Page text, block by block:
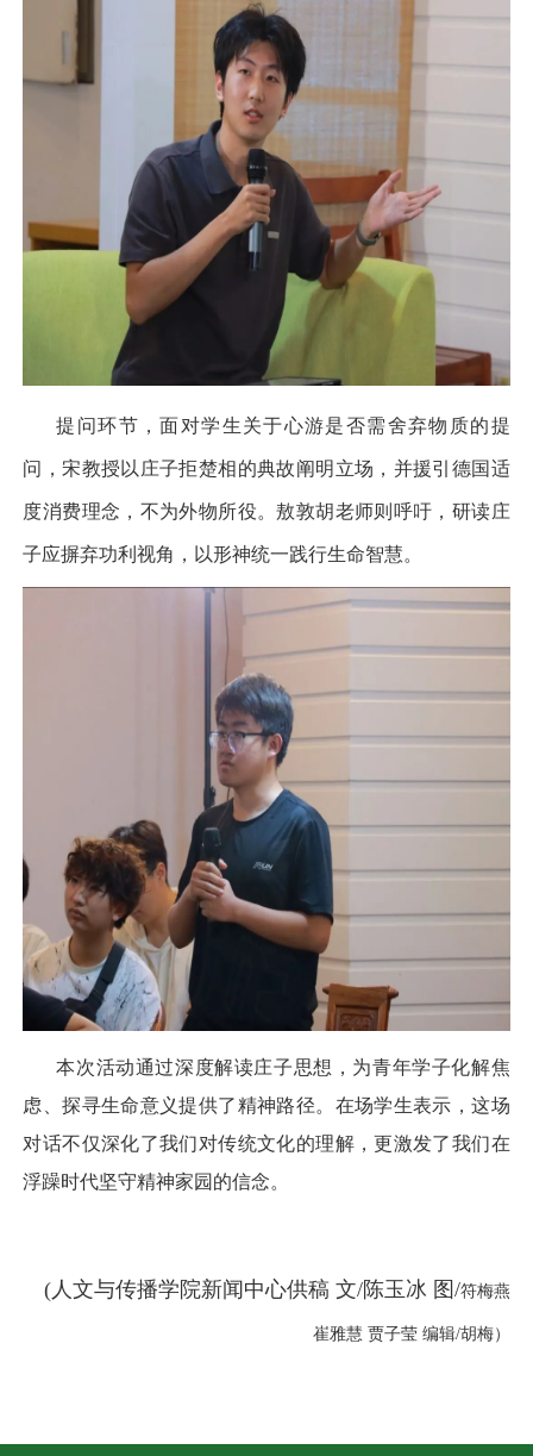
提问环节，面对学生关于心游是否需舍弃物质的提
问，宋教授以庄子拒楚相的典故阐明立场，并援引德国适
度消费理念，不为外物所役。敖敦胡老师则呼吁，研读庄
子应摒弃功利视角，以形神统一践行生命智慧。
本次活动通过深度解读庄子思想，为青年学子化解焦
虑、探寻生命意义提供了精神路径。在场学生表示，这场
对话不仅深化了我们对传统文化的理解，更激发了我们在
浮躁时代坚守精神家园的信念。
(人文与传播学院新闻中心供稿 文/陈玉冰 图/符梅燕
崔雅慧 贾子莹 编辑/胡梅）